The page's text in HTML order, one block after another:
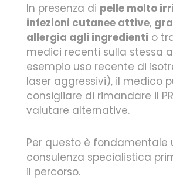
In presenza di pelle molto
infezioni cutanee attive,
allergia agli ingredienti o
medici recenti sulla stessa
esempio uso recente di
laser aggressivi), il medico
consigliare di rimandare il
valutare alternative.
Per questo è fondamentale
consulenza specialistica
il percorso.